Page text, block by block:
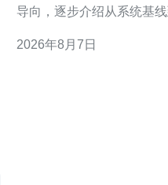
导向，逐步介绍从系统基
系。 了解威胁面与资源限制 首先评估香港VPS 2核4G
2026年8月7日